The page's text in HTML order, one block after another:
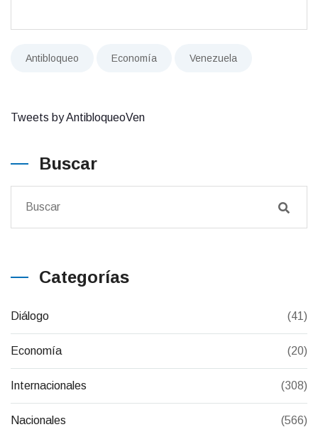
Antibloqueo Economía Venezuela
Tweets by AntibloqueoVen
Buscar
Categorías
Diálogo (41)
Economía (20)
Internacionales (308)
Nacionales (566)